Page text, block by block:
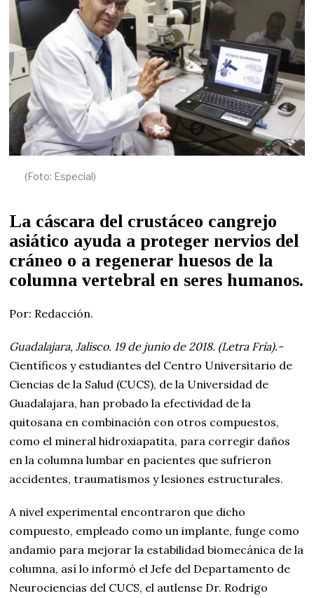
0
1
9
(Foto: Especial)
La cáscara del crustáceo cangrejo
asiático ayuda a proteger nervios del
cráneo o a regenerar huesos de la
columna vertebral en seres humanos.
Por: Redacción.
Guadalajara, Jalisco. 19 de junio de 2018. (Letra Fría).-
Científicos y estudiantes del Centro Universitario de
Ciencias de la Salud (CUCS), de la Universidad de
Guadalajara, han probado la efectividad de la
quitosana en combinación con otros compuestos,
como el mineral hidroxiapatita, para corregir daños
en la columna lumbar en pacientes que sufrieron
accidentes, traumatismos y lesiones estructurales.
A nivel experimental encontraron que dicho
compuesto, empleado como un implante, funge como
andamio para mejorar la estabilidad biomecánica de la
columna, así lo informó el Jefe del Departamento de
Neurociencias del CUCS, el autlense Dr. Rodrigo